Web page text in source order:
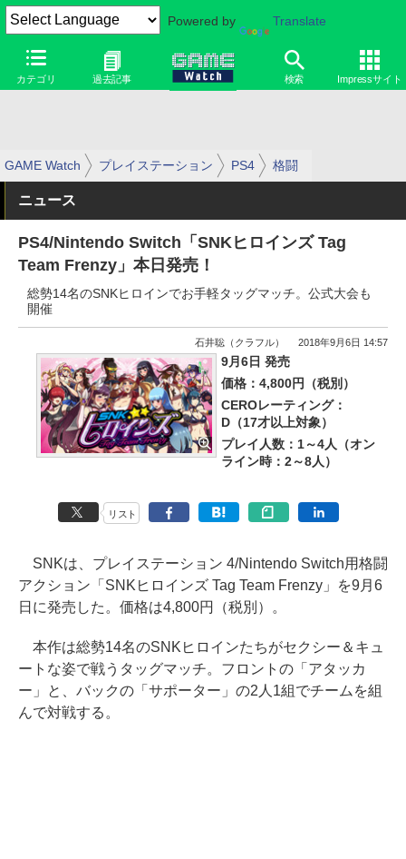
Powered by Translate
カテゴリ 過去記事 検索 Impressサイト
GAME Watch プレイステーション PS4 格闘
ニュース
PS4/Nintendo Switch「SNKヒロインズ Tag
Team Frenzy」本日発売！
総勢14名のSNKヒロインでお手軽タッグマッチ。公式大会も
開催
石井聡（クラフル） 2018年9月6日 14:57
9月6日 発売
価格：4,800円（税別）
CEROレーティング：
D（17才以上対象）
プレイ人数：1～4人（オン
ライン時：2～8人）
リスト
SNKは、プレイステーション 4/Nintendo Switch用格闘
アクション「SNKヒロインズ Tag Team Frenzy」を9月6
日に発売した。価格は4,800円（税別）。
本作は総勢14名のSNKヒロインたちがセクシー＆キュ
ートな姿で戦うタッグマッチ。フロントの「アタッカ
ー」と、バックの「サポーター」の2人1組でチームを組
んで対戦する。